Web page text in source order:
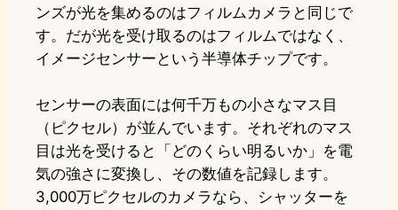
ンズが光を集めるのはフィルムカメラと同じで
す。だが光を受け取るのはフィルムではなく、
イメージセンサーという半導体チップです。
センサーの表面には何千万もの小さなマス目
（ピクセル）が並んでいます。それぞれのマス
目は光を受けると「どのくらい明るいか」を電
気の強さに変換し、その数値を記録します。
3,000万ピクセルのカメラなら、シャッターを